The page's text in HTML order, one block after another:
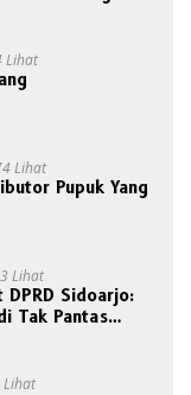
Lihat
Lihat
Pupuk Yang
Lihat
Sidoarjo:
Tak Pantas
Lihat